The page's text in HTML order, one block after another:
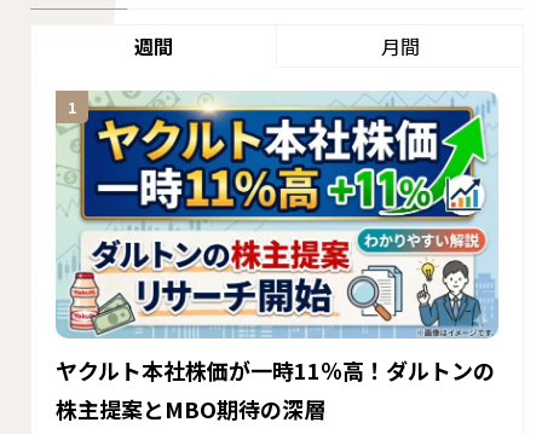
週間 月間
ヤクルト本社株価が一時11％高！ダルトンの
株主提案とMBO期待の深層